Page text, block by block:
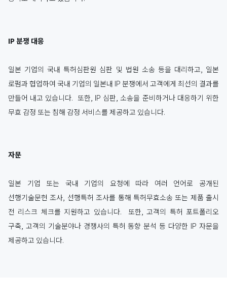
IP 분쟁 대응
일본 기업의 국내 특허심판원 심판 및 법원 소송 등을 대리하고, 일본
로펌과 협업하여 국내 기업의 일본내 IP 분쟁에서 고객에게 최선의 결과를
만들어 내고 있습니다. 또한, IP 심판, 소송을 준비하거나 대응하기 위한
무효 감정 또는 침해 감정 서비스를 제공하고 있습니다.
자문
일본 기업 또는 국내 기업의 요청에 따라 여러 언어로 공개된
선행기술문헌 조사, 선행특허 조사를 통해 특허무효소송 또는 제품 출시
전 리스크 체크를 지원하고 있습니다. 또한, 고객의 특허 포트폴리오
구축, 고객의 기술분야나 경쟁사의 특허 동향 분석 등 다양한 IP 자문을
제공하고 있습니다.